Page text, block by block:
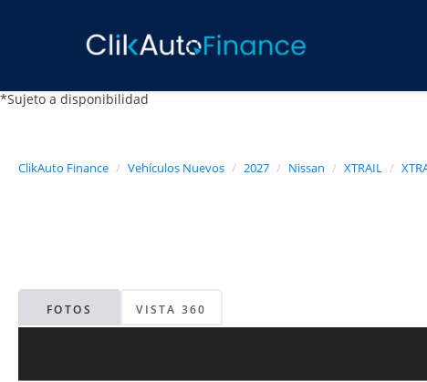
*Sujeto a disponibilidad
ClikAuto Finance Vehículos Nuevos 2027 Nissan XTRAIL
FOTOS VISTA 360